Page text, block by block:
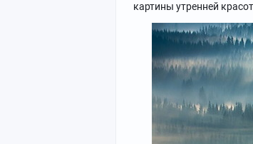
картины утренней